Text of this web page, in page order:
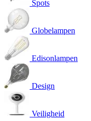
Spots
Globelampen
Edisonlampen
Design
Veiligheid